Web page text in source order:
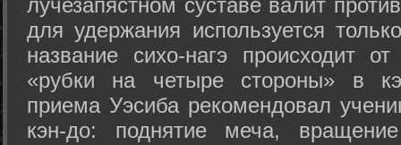
для удержания используется
название сихо-нагэ происходит
«рубки на четыре стороны» в
приема Уэсиба рекомендовал
кэн-до: поднятие меча,